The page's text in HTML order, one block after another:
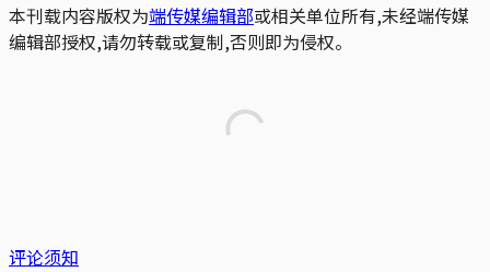
本刊载内容版权为端传媒编辑部或相关单位所有,未经端传媒
编辑部授权,请勿转载或复制,否则即为侵权。
评论须知